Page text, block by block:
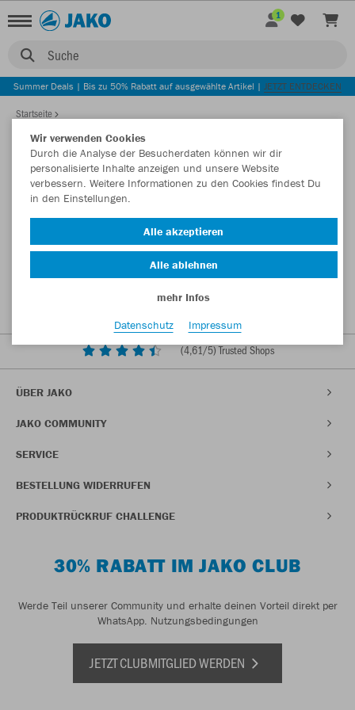
Suche
1
Summer Deals | Bis zu 50% Rabatt auf ausgewählte Artikel | JETZT ENTDECKEN
Startseite
(4,61/5) Trusted Shops
ÜBER JAKO
JAKO COMMUNITY
SERVICE
BESTELLUNG WIDERRUFEN
PRODUKTRÜCKRUF CHALLENGE
30% RABATT IM JAKO CLUB
Werde Teil unserer Community und erhalte deinen Vorteil direkt per
WhatsApp. Nutzungsbedingungen
JETZT CLUBMITGLIED WERDEN
Wir verwenden Cookies
Durch die Analyse der Besucherdaten können wir dir
personalisierte Inhalte anzeigen und unsere Website
verbessern. Weitere Informationen zu den Cookies findest Du
in den Einstellungen.
Alle akzeptieren
Alle ablehnen
mehr Infos
Datenschutz
Impressum